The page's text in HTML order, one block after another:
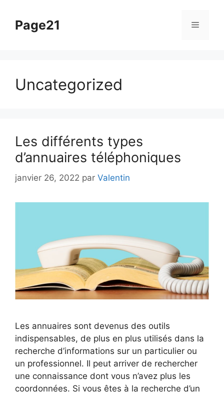
contenuPage21 Menu
Uncategorized
Les différents types
d’annuaires téléphoniques
janvier 26, 2022 par Valentin
Les annuaires sont devenus des outils
indispensables, de plus en plus utilisés dans la
recherche d’informations sur un particulier ou
un professionnel. Il peut arriver de rechercher
une connaissance dont vous n’avez plus les
coordonnées. Si vous êtes à la recherche d’un